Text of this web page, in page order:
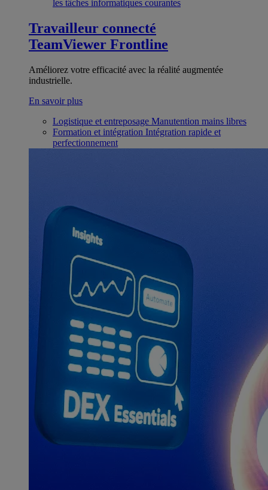
les tâches informatiques courantes
Travailleur connecté
TeamViewer Frontline
Améliorez votre efficacité avec la réalité augmentée
industrielle.
En savoir plus
Logistique et entreposage Manutention mains libres
Formation et intégration Intégration rapide et
perfectionnement